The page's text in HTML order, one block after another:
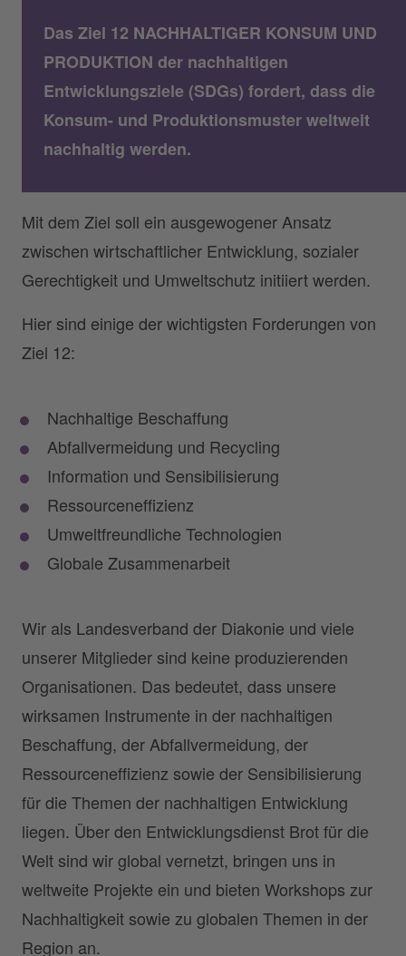
Das Ziel 12 NACHHALTIGER KONSUM UND
PRODUKTION der nachhaltigen
Entwicklungsziele (SDGs) fordert, dass die
Konsum- und Produktionsmuster weltweit
nachhaltig werden.
Mit dem Ziel soll ein ausgewogener Ansatz
zwischen wirtschaftlicher Entwicklung, sozialer
Gerechtigkeit und Umweltschutz initiiert werden.
Hier sind einige der wichtigsten Forderungen von
Ziel 12:
Nachhaltige Beschaffung
Abfallvermeidung und Recycling
Information und Sensibilisierung
Ressourceneffizienz
Umweltfreundliche Technologien
Globale Zusammenarbeit
Wir als Landesverband der Diakonie und viele
unserer Mitglieder sind keine produzierenden
Organisationen. Das bedeutet, dass unsere
wirksamen Instrumente in der nachhaltigen
Beschaffung, der Abfallvermeidung, der
Ressourceneffizienz sowie der Sensibilisierung
für die Themen der nachhaltigen Entwicklung
liegen. Über den Entwicklungsdienst Brot für die
Welt sind wir global vernetzt, bringen uns in
weltweite Projekte ein und bieten Workshops zur
Nachhaltigkeit sowie zu globalen Themen in der
Region an.